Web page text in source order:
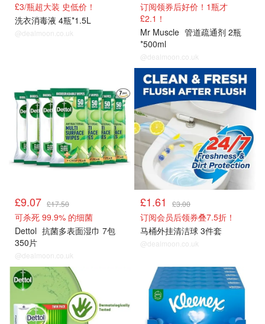
£3/瓶超大装 史低价！
洗衣消毒液 4瓶*1.5L
@dealmoon.co.uk
订阅领券后好价！1瓶才
£2.1！
Mr Muscle 管道疏通剂 2瓶
*500ml
@dealmoon.co.uk
£9.07 £17.50
可杀死 99.9% 的细菌
Dettol 抗菌多表面湿巾 7包
350片
@dealmoon.co.uk
£1.61 £3.00
订阅会员后领券叠7.5折！
马桶外挂清洁球 3件套
@dealmoon.co.uk